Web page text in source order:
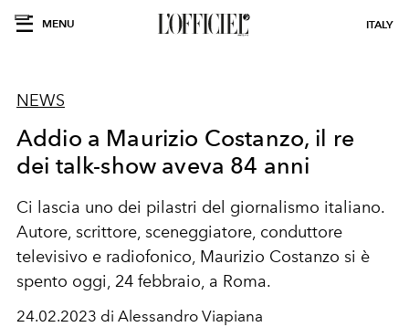
MENU ITALY
NEWS
Addio a Maurizio Costanzo, il re
dei talk-show aveva 84 anni
Ci lascia uno dei pilastri del giornalismo italiano.
Autore, scrittore, sceneggiatore, conduttore
televisivo e radiofonico, Maurizio Costanzo si è
spento oggi, 24 febbraio, a Roma.
24.02.2023 di Alessandro Viapiana